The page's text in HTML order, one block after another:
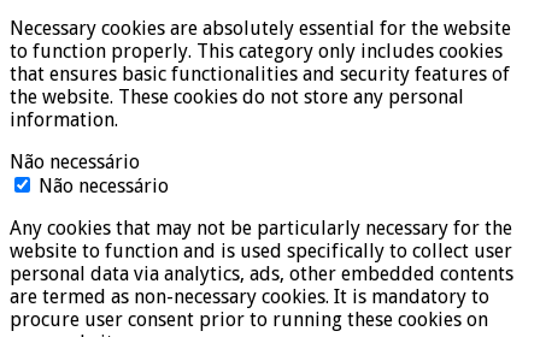
Necessary cookies are absolutely essential for the website
to function properly. This category only includes cookies
that ensures basic functionalities and security features of
the website. These cookies do not store any personal
information.
Não necessário
Não necessário
Any cookies that may not be particularly necessary for the
website to function and is used specifically to collect user
personal data via analytics, ads, other embedded contents
are termed as non-necessary cookies. It is mandatory to
procure user consent prior to running these cookies on